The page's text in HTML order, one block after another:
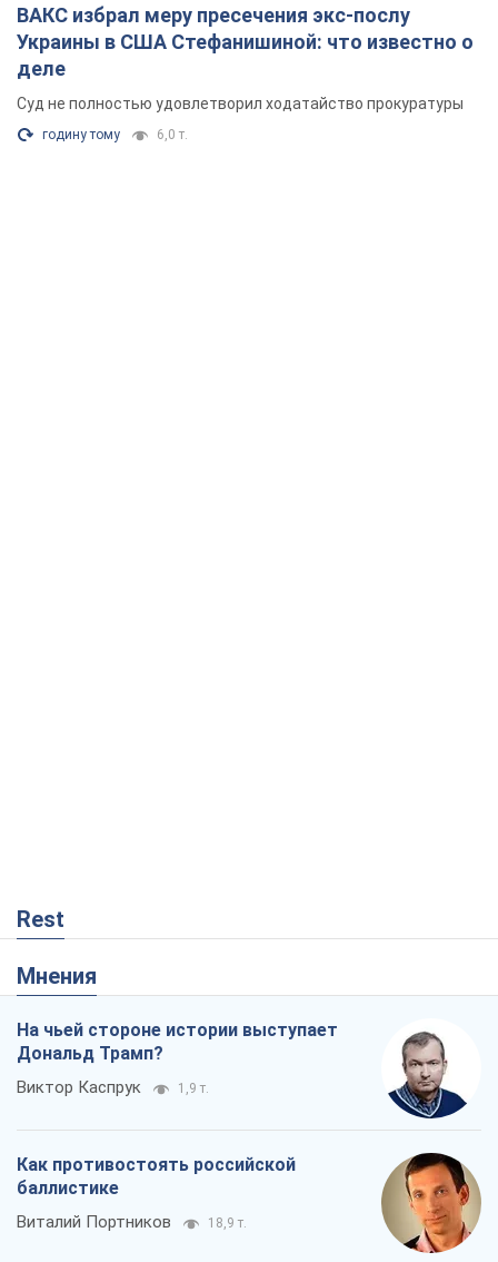
ВАКС избрал меру пресечения экс-послу
Украины в США Стефанишиной: что известно о
деле
Суд не полностью удовлетворил ходатайство прокуратуры
годину тому 6,0 т.
Rest
Мнения
На чьей стороне истории выступает
Дональд Трамп?
Виктор Каспрук 1,9 т.
Как противостоять российской
баллистике
Виталий Портников 18,9 т.